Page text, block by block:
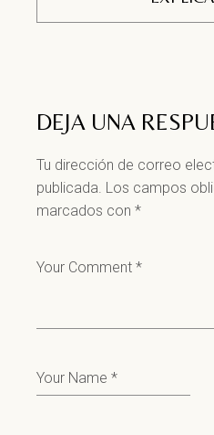
DEJA UNA
Tu dirección de correo
publicada. Los campos
marcados con*